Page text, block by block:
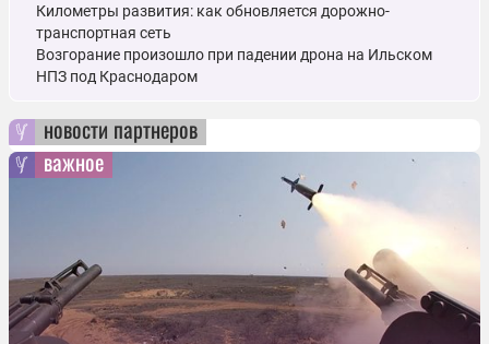
Километры развития: как обновляется дорожно-
транспортная сеть
Возгорание произошло при падении дрона на Ильском
НПЗ под Краснодаром
новости партнеров
важное